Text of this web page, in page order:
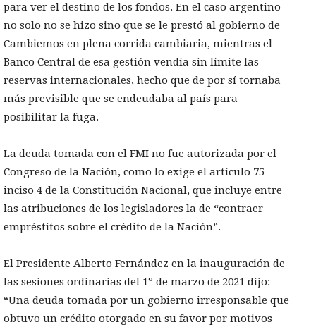
para ver el destino de los fondos. En el caso argentino
no solo no se hizo sino que se le prestó al gobierno de
Cambiemos en plena corrida cambiaria, mientras el
Banco Central de esa gestión vendía sin límite las
reservas internacionales, hecho que de por sí tornaba
más previsible que se endeudaba al país para
posibilitar la fuga.
La deuda tomada con el FMI no fue autorizada por el
Congreso de la Nación, como lo exige el artículo 75
inciso 4 de la Constitución Nacional, que incluye entre
las atribuciones de los legisladores la de “contraer
empréstitos sobre el crédito de la Nación”.
El Presidente Alberto Fernández en la inauguración de
las sesiones ordinarias del 1º de marzo de 2021 dijo:
“Una deuda tomada por un gobierno irresponsable que
obtuvo un crédito otorgado en su favor por motivos